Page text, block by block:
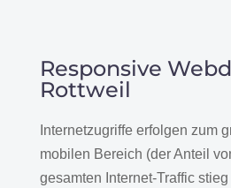
Responsive
Rottweil
Internetzugriffe erfolgen zum
mobilen Bereich (der Anteil
gesamten Internet-Traffic